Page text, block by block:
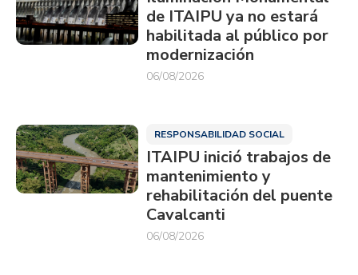
de ITAIPU ya no estará
habilitada al público por
modernización
06/08/2026
RESPONSABILIDAD SOCIAL
ITAIPU inició trabajos de
mantenimiento y
rehabilitación del puente
Cavalcanti
06/08/2026